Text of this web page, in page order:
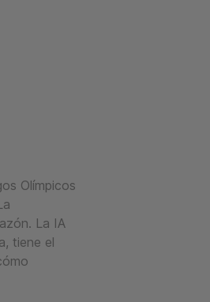
Olímpicos
La IA
tiene el